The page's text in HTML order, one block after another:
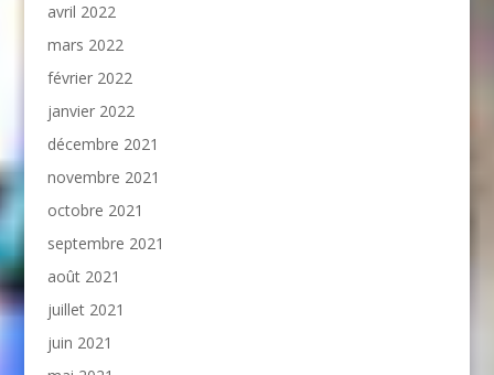
avril 2022
mars 2022
février 2022
janvier 2022
décembre 2021
novembre 2021
octobre 2021
septembre 2021
août 2021
juillet 2021
juin 2021